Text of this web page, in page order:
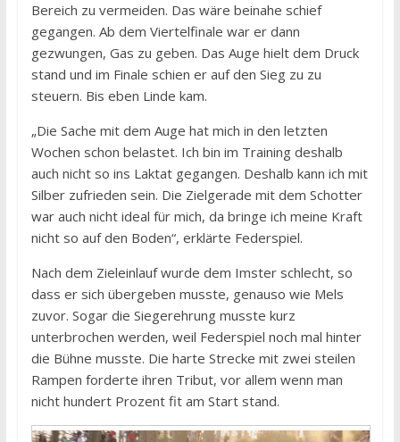
Bereich zu vermeiden. Das wäre beinahe schief
gegangen. Ab dem Viertelfinale war er dann
gezwungen, Gas zu geben. Das Auge hielt dem Druck
stand und im Finale schien er auf den Sieg zu zu
steuern. Bis eben Linde kam.
„Die Sache mit dem Auge hat mich in den letzten
Wochen schon belastet. Ich bin im Training deshalb
auch nicht so ins Laktat gegangen. Deshalb kann ich mit
Silber zufrieden sein. Die Zielgerade mit dem Schotter
war auch nicht ideal für mich, da bringe ich meine Kraft
nicht so auf den Boden“, erklärte Federspiel.
Nach dem Zieleinlauf wurde dem Imster schlecht, so
dass er sich übergeben musste, genauso wie Mels
zuvor. Sogar die Siegerehrung musste kurz
unterbrochen werden, weil Federspiel noch mal hinter
die Bühne musste. Die harte Strecke mit zwei steilen
Rampen forderte ihren Tribut, vor allem wenn man
nicht hundert Prozent fit am Start stand.